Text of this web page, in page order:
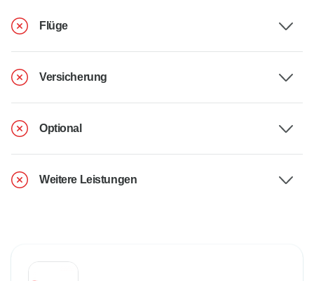
Flüge
Versicherung
Optional
Weitere Leistungen